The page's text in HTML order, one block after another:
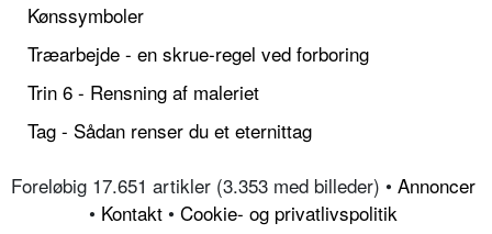
Kønssymboler
Træarbejde - en skrue-regel ved forboring
Trin 6 - Rensning af maleriet
Tag - Sådan renser du et eternittag
Foreløbig 17.651 artikler (3.353 med billeder) • Annoncer
• Kontakt • Cookie- og privatlivspolitik